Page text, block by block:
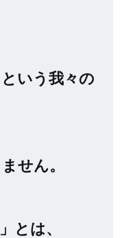
いう我々の
せん。
とは、